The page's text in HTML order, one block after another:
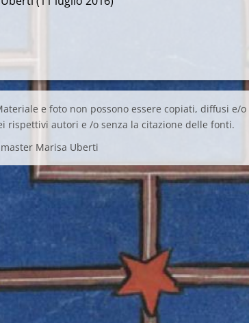
e foto non possono essere copiati, diffusi e/o
rispettivi autori e /o senza la citazione delle fonti.
Marisa Uberti